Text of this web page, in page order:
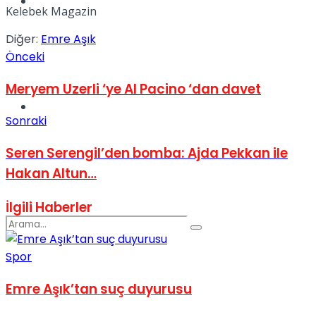
Kelebek Magazin
Diğer: Emre Aşık
Önceki
Meryem Uzerli ‘ye Al Pacino ‘dan davet
Sonraki
Seren Serengil’den bomba: Ajda Pekkan ile
Hakan Altun…
İlgili Haberler
Spor
Emre Aşık’tan suç duyurusu